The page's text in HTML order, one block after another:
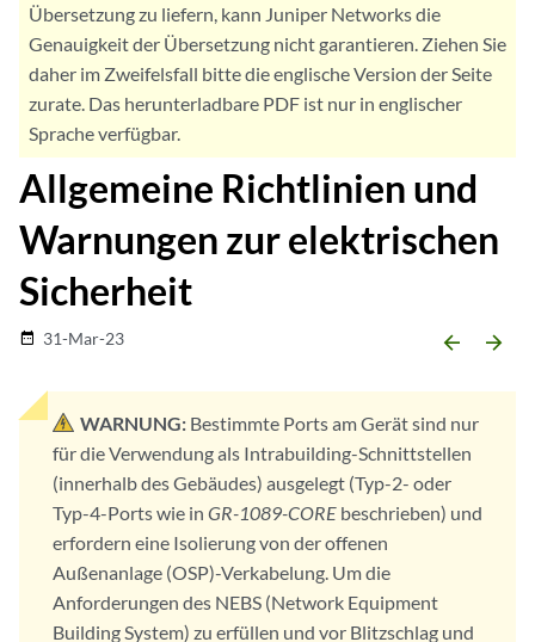
Übersetzung zu liefern, kann Juniper Networks die
Genauigkeit der Übersetzung nicht garantieren. Ziehen Sie
daher im Zweifelsfall bitte die englische Version der Seite
zurate. Das herunterladbare PDF ist nur in englischer
Sprache verfügbar.
Allgemeine Richtlinien und
Warnungen zur elektrischen
Sicherheit
date_range 31-Mar-23 arrow_backward arrow_forward
WARNUNG: Bestimmte Ports am Gerät sind nur
für die Verwendung als Intrabuilding-Schnittstellen
(innerhalb des Gebäudes) ausgelegt (Typ-2- oder
Typ-4-Ports wie in GR-1089-CORE beschrieben) und
erfordern eine Isolierung von der offenen
Außenanlage (OSP)-Verkabelung. Um die
Anforderungen des NEBS (Network Equipment
Building System) zu erfüllen und vor Blitzschlag und